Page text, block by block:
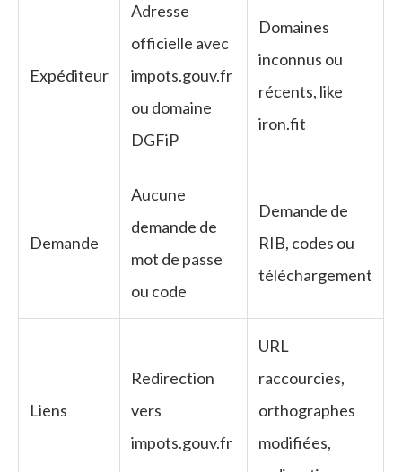
Expéditeur
Adresse
officielle avec
impots.gouv.fr
ou domaine
DGFiP
Domaines
inconnus ou
récents, like
iron.fit
Demande
Aucune
demande de
mot de passe
ou code
Demande de
RIB, codes ou
téléchargement
Liens
Redirection
vers
impots.gouv.fr
URL
raccourcies,
orthographes
modifiées,